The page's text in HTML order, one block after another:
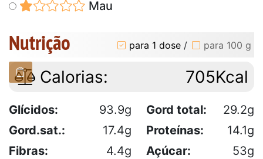
Mau
Nutrição para 1 dose / para 100 g
Calorias: 705Kcal
Glícidos: 93.9g Gord total:
29.2g
Gord.sat.:
17.4g Proteínas:
14.1g
Fibras:
4.4g Açúcar:
53g